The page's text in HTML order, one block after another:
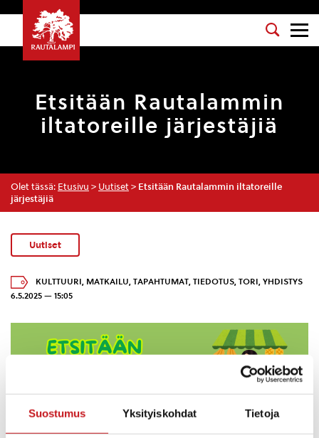
Suostumus Yksityiskohdat Tietoja
Etsitään Rautalammin
iltatoreille järjestäjiä
Olet tässä: Etusivu > Uutiset > Etsitään Rautalammin iltatoreille
järjestäjiä
Uutiset
KULTTUURI, MATKAILU, TAPAHTUMAT, TIEDOTUS, TORI, YHDISTYS
6.5.2025 — 15:05